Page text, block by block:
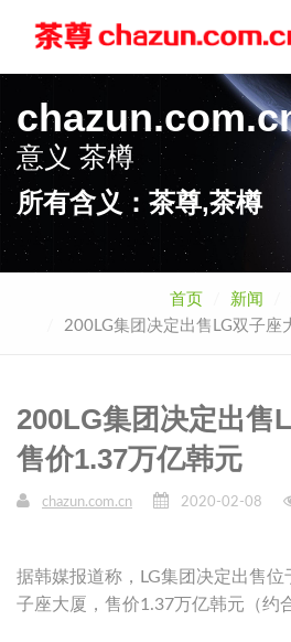
意义茶樽
所有含义：茶尊,茶樽
首页 新闻
200LG集团决定出售LG双子座
200LG集团决定出售
售价1.37万亿韩元
chazun.com.cn 2020-02-08
据韩媒报道称，LG集团决定出售位
子座大厦，售价1.37万亿韩元（约